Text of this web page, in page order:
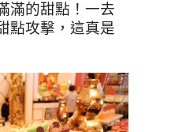
滿的甜點！一去
點攻擊，這真是